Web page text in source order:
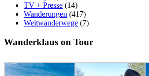
TV + Presse (14)
Wanderungen (417)
Weitwanderwege (7)
Wanderklaus on Tour